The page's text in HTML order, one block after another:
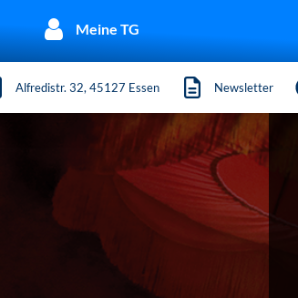
Meine TG
Alfredistr. 32, 45127 Essen Newsletter